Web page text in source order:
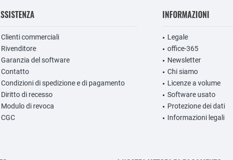
Clienti commerciali
Rivenditore
Garanzia del software
Contatto
Condizioni di spedizione e di pagamento
Diritto di recesso
Modulo di revoca
CGC
INFORMAZIONI
Legale
office-365
Newsletter
Chi siamo
Licenze a volume
Software usato
Protezione dei dati
Informazioni legali